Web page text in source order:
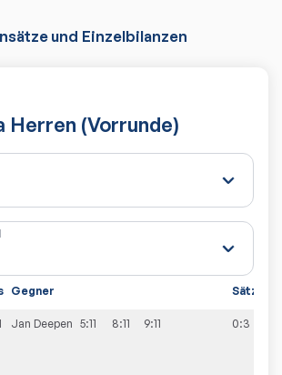
und Einzelbilanzen
Herren (Vorrunde)
Gegner Sätze
Jan Deepen 5:11 8:11 9:11 0:3